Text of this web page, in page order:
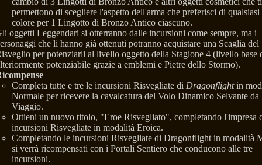
permettono di scegliere l'aspetto dell'arma che preferisci di qualsiasi
colore per 1 Lingotto di Bronzo Antico ciascuno.
oggetti Leggendari si otterranno dalle incursioni come sempre, ma i
che li hanno già ottenuti potranno acquistare una Scaglia del
per potenziarli al livello oggetto della Stagione 4 (livello base
potenziabile grazie a emblemi e Pietre dello Stormo).
Completa tutte e tre le incursioni Risvegliate di Dragonflightin
Normale per ricevere la cavalcatura del Volo Dinamico Selvante da
Viaggio.
Ottieni un nuovo titolo, "Eroe Risvegliato", completando l'impresa
incursioni Risvegliate in modalità Eroica.
Completando le incursioni Risvegliate di Dragonflight in modalità
si verrà ricompensati con i Portali Sentiero che conducono alle tre
incursioni.